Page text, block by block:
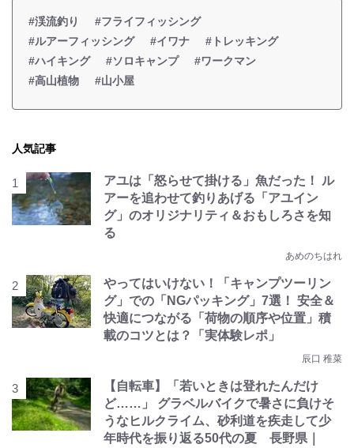
#渓流釣り
#フライフィッシング
#ルアーフィッシング
#イワナ
#トレッキング
#ハイキング
#ソロキャンプ
#ワークマン
#高山植物
#山小屋
人気記事
アユは「怒らせて掛ける」魚だった！ ル
アーを追わせて釣りあげる「アユイン
グ」のオリジナリティ＆おもしろさを知
る
あめのちはれ
やってはいけない！「キャンプツーリン
グ」での「NGパッキング」7選！ 安全＆
快適につながる「荷物の順序や位置」積
載のコツとは？「実体験レポ」
辰口 稚菜
【自転車】「若いときは登れたんだけ
ど……」 グラベルバイクで暑さに負けそ
うなヒルクライム、砂利道を疾走して少
年時代を振り返る50代の夏 長野県｜